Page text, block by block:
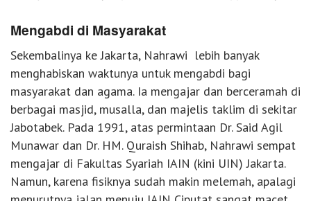
Mengabdi di Masyarakat
Sekembalinya ke Jakarta, Nahrawi lebih banyak
menghabiskan waktunya untuk mengabdi bagi
masyarakat dan agama. Ia mengajar dan berceramah di
berbagai masjid, musalla, dan majelis taklim di sekitar
Jabotabek. Pada 1991, atas permintaan Dr. Said Agil
Munawar dan Dr. HM. Quraish Shihab, Nahrawi sempat
mengajar di Fakultas Syariah IAIN (kini UIN) Jakarta.
Namun, karena fisiknya sudah makin melemah, apalagi